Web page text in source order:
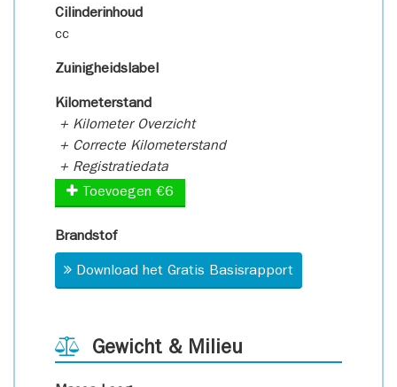
Cilinderinhoud
cc
Zuinigheidslabel
Kilometerstand
+ Kilometer Overzicht
+ Correcte Kilometerstand
+ Registratiedata
Toevoegen €6
Brandstof
Download het Gratis Basisrapport
Gewicht & Milieu